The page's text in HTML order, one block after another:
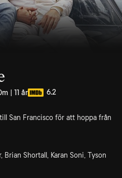
| 11 år 6.2
San Francisco för att hoppa från
Brian Shortall, Karan Soni, Tyson